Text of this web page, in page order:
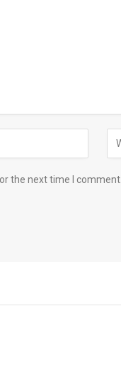
the next time I comment.